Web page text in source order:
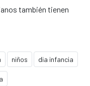
también tienen
niños dia infancia